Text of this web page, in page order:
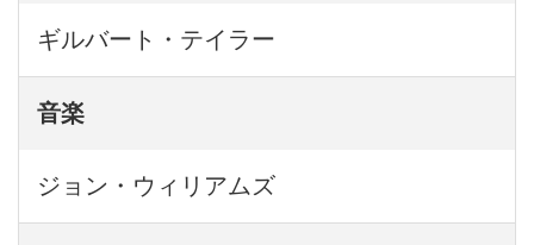
ギルバート・テイラー
音楽
ジョン・ウィリアムズ